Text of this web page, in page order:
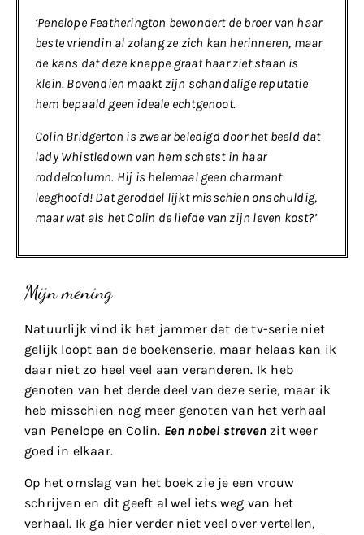
‘Penelope Featherington bewondert de broer van haar
beste vriendin al zolang ze zich kan herinneren, maar
de kans dat deze knappe graaf haar ziet staan is
klein. Bovendien maakt zijn schandalige reputatie
hem bepaald geen ideale echtgenoot.
Colin Bridgerton is zwaar beledigd door het beeld dat
lady Whistledown van hem schetst in haar
roddelcolumn. Hij is helemaal geen charmant
leeghoofd! Dat geroddel lijkt misschien onschuldig,
maar wat als het Colin de liefde van zijn leven kost?’
Mijn mening
Natuurlijk vind ik het jammer dat de tv-serie niet
gelijk loopt aan de boekenserie, maar helaas kan ik
daar niet zo heel veel aan veranderen. Ik heb
genoten van het derde deel van deze serie, maar ik
heb misschien nog meer genoten van het verhaal
van Penelope en Colin. Een nobel streven zit weer
goed in elkaar.
Op het omslag van het boek zie je een vrouw
schrijven en dit geeft al wel iets weg van het
verhaal. Ik ga hier verder niet veel over vertellen,